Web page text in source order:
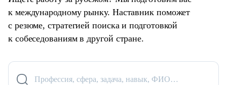
к международному рынку. Наставник поможет
с резюме, стратегией поиска и подготовкой
к собеседованиям в другой стране.
Профессия, сфера, задача, навык, ФИО…